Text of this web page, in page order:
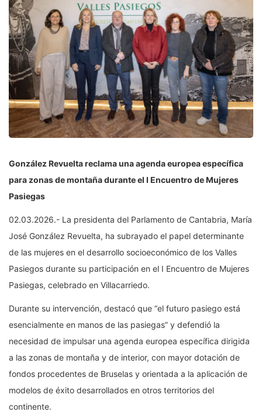
González Revuelta reclama una agenda europea específica
para zonas de montaña durante el I Encuentro de Mujeres
Pasiegas
02.03.2026.- La presidenta del Parlamento de Cantabria, María
José González Revuelta, ha subrayado el papel determinante
de las mujeres en el desarrollo socioeconómico de los Valles
Pasiegos durante su participación en el I Encuentro de Mujeres
Pasiegas, celebrado en Villacarriedo.
Durante su intervención, destacó que “el futuro pasiego está
esencialmente en manos de las pasiegas” y defendió la
necesidad de impulsar una agenda europea específica dirigida
a las zonas de montaña y de interior, con mayor dotación de
fondos procedentes de Bruselas y orientada a la aplicación de
modelos de éxito desarrollados en otros territorios del
continente.